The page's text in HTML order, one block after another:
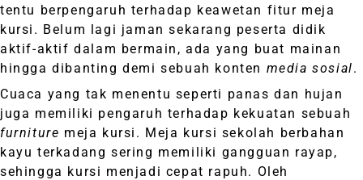
tentu berpengaruh terhadap keawetan fitur meja
kursi. Belum lagi jaman sekarang peserta didik
aktif-aktif dalam bermain, ada yang buat mainan
hingga dibanting demi sebuah konten media sosial.
Cuaca yang tak menentu seperti panas dan hujan
juga memiliki pengaruh terhadap kekuatan sebuah
furniture meja kursi. Meja kursi sekolah berbahan
kayu terkadang sering memiliki gangguan rayap,
sehingga kursi menjadi cepat rapuh. Oleh